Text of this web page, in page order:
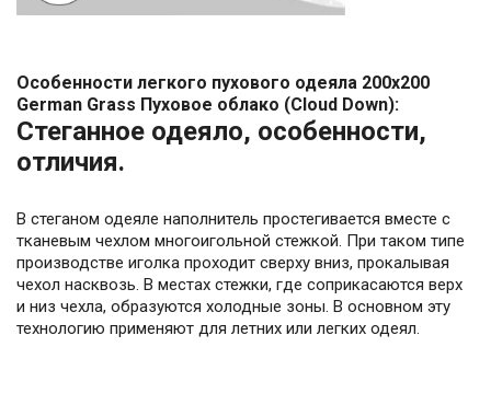
Особенности легкого пухового одеяла 200x200
German Grass Пуховое облако (Cloud Down):
Стеганное одеяло, особенности,
отличия.
В стеганом одеяле наполнитель простегивается вместе с
тканевым чехлом многоигольной стежкой. При таком типе
производстве иголка проходит сверху вниз, прокалывая
чехол насквозь. В местах стежки, где соприкасаются верх
и низ чехла, образуются холодные зоны. В основном эту
технологию применяют для летних или легких одеял.